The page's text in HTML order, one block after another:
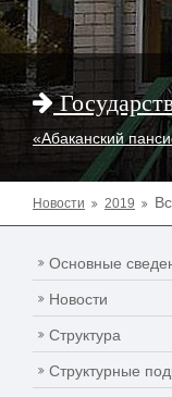
«Абаканский
Новости 2019
Основные
Новости
Структура
Структурные